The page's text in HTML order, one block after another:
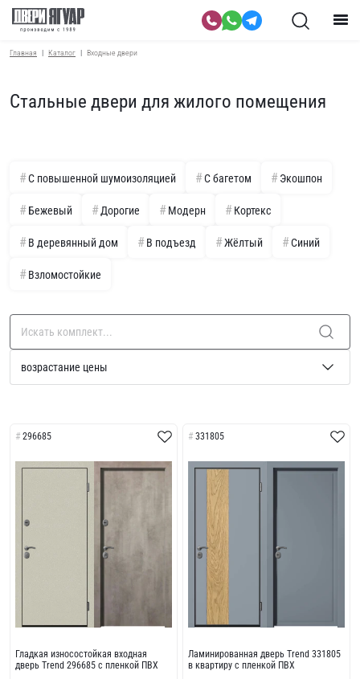
Главная Каталог Входные двери
Стальные двери для жилого помещения
С повышенной шумоизоляцией С багетом Экошпон
Бежевый Дорогие Модерн Кортекс
В деревянный дом В подъезд Жёлтый Синий
Взломостойкие
296685
Гладкая износостойкая входная
дверь Trend 296685 с пленкой ПВХ
331805
Ламинированная дверь Trend 331805
в квартиру с пленкой ПВХ